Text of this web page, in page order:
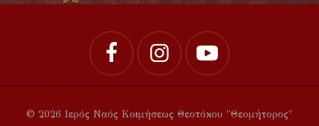
© 2026 Ιερός Ναός Κοιμήσεως Θεοτόκου "Θεομήτορος"